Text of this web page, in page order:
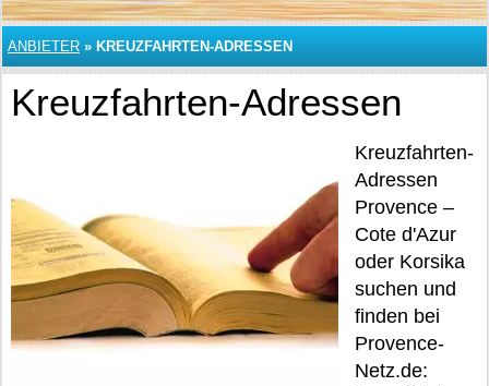
ANBIETER » KREUZFAHRTEN-ADRESSEN
Kreuzfahrten-Adressen
Kreuzfahrten-
Adressen
Provence –
Cote d'Azur
oder Korsika
suchen und
finden bei
Provence-
Netz.de: